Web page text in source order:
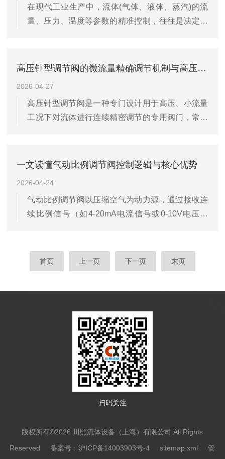
深耕与技术积淀，在气动比例调节阀研发、生产与
服务领域优势显著，为各类企业提供适配性强的流
在现代工业生产中，流体(气体、液体、蒸汽)的流
量、压力、温度等参数的精准控制，往往是决定工
信号(如4-20mA)转换为阀芯位移，从而实现连续比
石油化工、生物制药、食品饮料、环保水处理及半
导体清洗等领域。随着工业自动化向智能化、网络
化、高精度化方向持续发展，传统开关阀已无法满
高压针型调节阀的微流量精确调节机制与高压环境操作指南
2026-04-27
高压针型调节阀是一种专门设计用于高压、小流量
工况下对流体进行连续精密调节的专用阀门，常见
制。其核心特征在于采用长锥形针状阀杆与微小孔
引起流道面积的显著变化，从而实现高压差下对微
小流量的较高分辨率调节。与普通截止阀或球阀相
比，它在高压下仍能保持平稳的调节特性和可靠的
一文读懂气动比例调节阀控制逻辑与核心优势
2026-04-24
气动比例调节阀以压缩空气为动力源，通过接收连
续比例信号（如4-20mA电流信号或0-10V电压信
优势可归纳如下：控制逻辑：闭环反馈的精准控制
气动比例调节阀的控制逻辑基于“信号转换-执行驱
0.2-1MPa），驱动气动执行机构（如膜片或活塞）
产生机械运动，带动阀芯改变开度。位置传感器实
时监测阀芯实际...
首页 上一页 下一页 末页
扫码关注
版权所有©2026 川熙流体设备（上海）有限公司 All Rights
Reserved备案号：沪ICP备14003903号-4 sitemap.xml 管